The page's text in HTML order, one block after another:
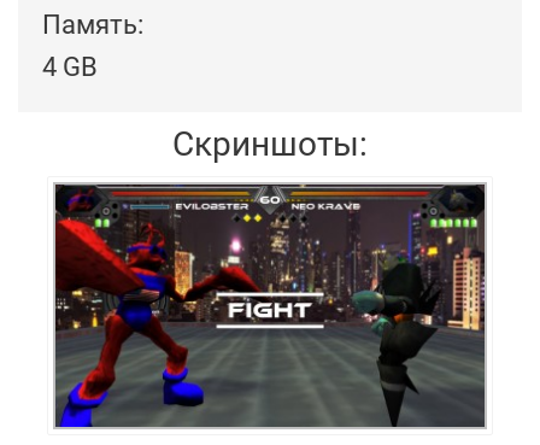
Память:
4 GB
Скриншоты: